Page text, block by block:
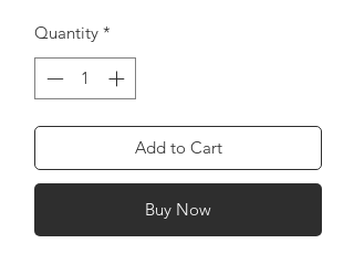
Quantity *
Add to Cart
Buy Now